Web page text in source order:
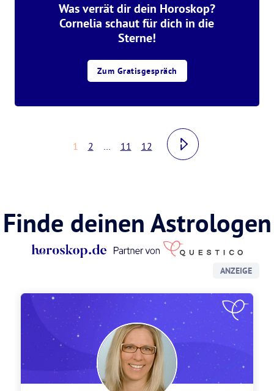
Was verrät dir dein Horoskop?
Cornelia schaut für dich in die
Sterne!
Zum Gratisgespräch
1 2 … 11 12
Finde deinen Astrologen
ANZEIGE